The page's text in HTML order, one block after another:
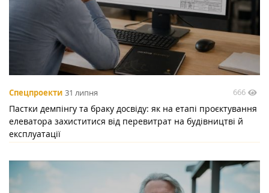
Спецпроекти 31 липня 666
Пастки демпінгу та браку досвіду: як на етапі проєктування
елеватора захиститися від перевитрат на будівництві й
експлуатації